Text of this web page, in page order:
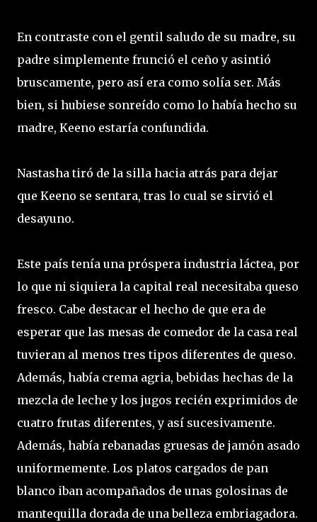
En contraste con el gentil saludo de su madre, su
padre simplemente frunció el ceño y asintió
bruscamente, pero así era como solía ser. Más
bien, si hubiese sonreído como lo había hecho su
madre, Keeno estaría confundida.
Nastasha tiró de la silla hacia atrás para dejar
que Keeno se sentara, tras lo cual se sirvió el
desayuno.
Este país tenía una próspera industria láctea, por
lo que ni siquiera la capital real necesitaba queso
fresco. Cabe destacar el hecho de que era de
esperar que las mesas de comedor de la casa real
tuvieran al menos tres tipos diferentes de queso.
Además, había crema agria, bebidas hechas de la
mezcla de leche y los jugos recién exprimidos de
cuatro frutas diferentes, y así sucesivamente.
Además, había rebanadas gruesas de jamón asado
uniformemente. Los platos cargados de pan
blanco iban acompañados de unas golosinas de
mantequilla dorada de una belleza embriagadora.